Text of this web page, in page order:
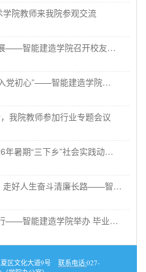
院教师来我院参观交流
——智能建造学院召开校友…
党初心”——智能建造学院…
我院教师参加行业专题会议
年暑期“三下乡”社会实践动…
走好人生奋斗清廉长路——智…
——智能建造学院举办 毕业…
区文化大道9号 联系电话:027-